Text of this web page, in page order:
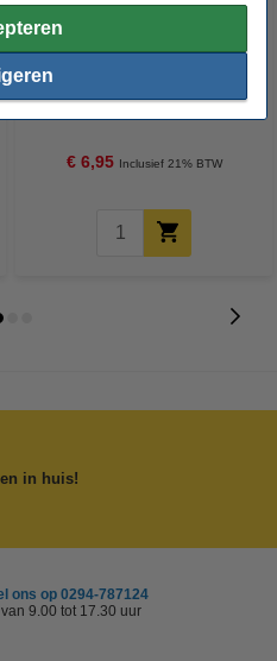
123led LED lamp E14 | Kogel
G35 | Mat | 2.2W (25W) | 3 stuks
€ 6,95 Inclusief 21% BTW
in huis!
ons op 0294-787124
9.00 tot 17.30 uur